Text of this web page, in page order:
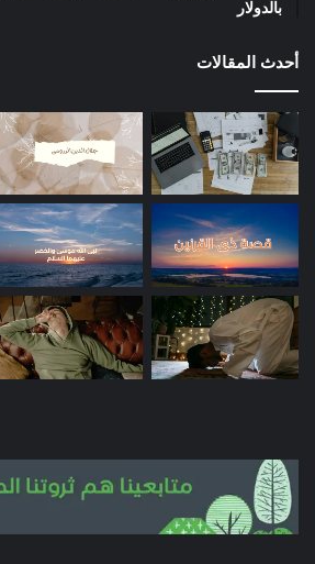
بالدولار
أحدث المقالات